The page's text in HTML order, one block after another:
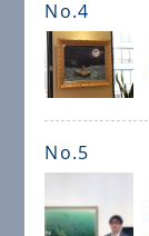
No.4
No.5